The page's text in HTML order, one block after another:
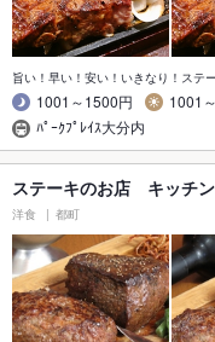
旨い！早い！安い！いきなり！ステ
1001～1500円
1001
ﾊﾟｰｸﾌﾟﾚｲｽ大分内
ステーキのお店 キッチ
洋食 都町